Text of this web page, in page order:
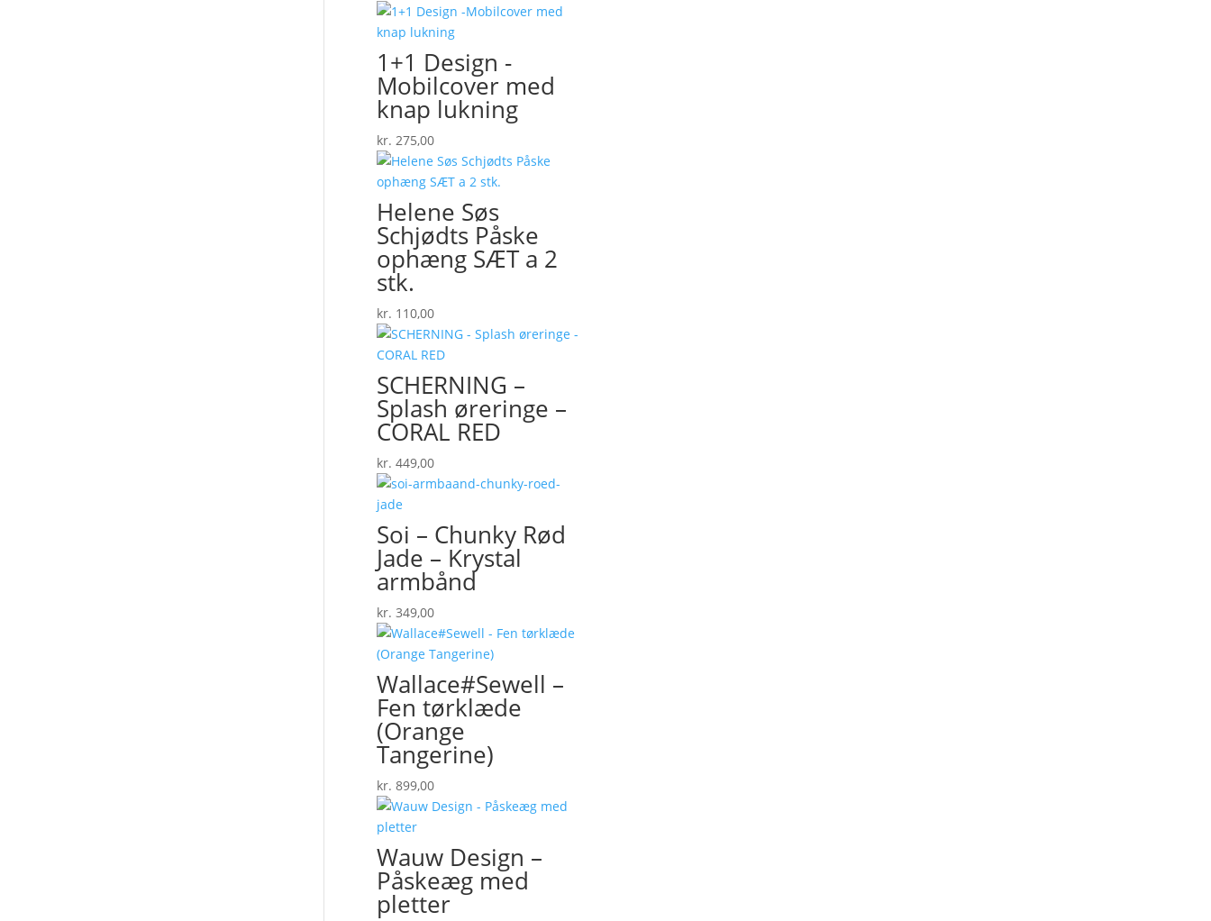
1+1 Design -
Mobilcover med
knap lukning
kr. 275,00
Helene Søs
Schjødts Påske
ophæng SÆT a 2
stk.
kr. 110,00
SCHERNING –
Splash øreringe –
CORAL RED
kr. 449,00
Soi – Chunky Rød
Jade – Krystal
armbånd
kr. 349,00
Wallace#Sewell –
Fen tørklæde
(Orange
Tangerine)
kr. 899,00
Wauw Design –
Påskeæg med
pletter